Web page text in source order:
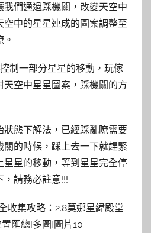
們通過踩機關，改變天空中
空中的星星連成的圖案調整至
制一部分星星的移動，玩傢
空中星星圖案，踩機關的方
狀態下解法，已經踩亂瞭需要
的時候，踩上去一下就趕緊
星星的移動，等到星星完全停
，請務必註意!!!